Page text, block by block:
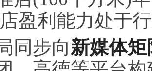
盈利能力处于
同步向新媒体矩